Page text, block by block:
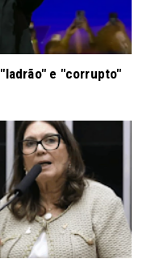
e "corrupto"